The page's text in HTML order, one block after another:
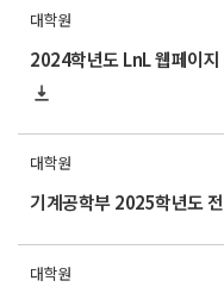
대학원
대학원
대학원